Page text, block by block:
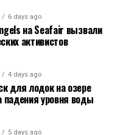
6 days ago
на Seafair вызвали
активистов
4 days ago
для лодок на озере
падения уровня воды
5 days ago